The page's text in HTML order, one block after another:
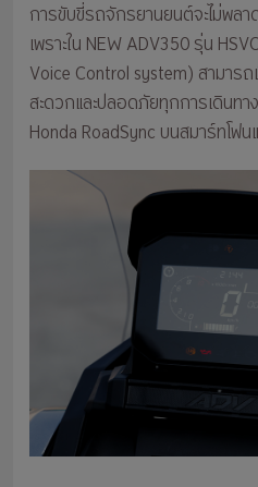
การขับขี่รถจักรยานยนต์จะไม่พล
เพราะใน NEW ADV350 รุ่น
Voice Control system) สามาร
สะดวกและปลอดภัยทุกการเดินท
Honda RoadSync บนสมาร์ทโฟน